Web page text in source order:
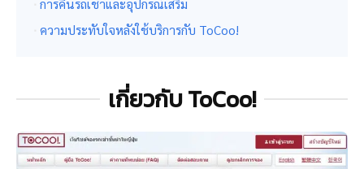
การคืนรถเช่าและอุปกรณ์เสริม
ความประทับใจหลังใช้บริการกับ ToCoo!
เกี่ยวกับ ToCoo!